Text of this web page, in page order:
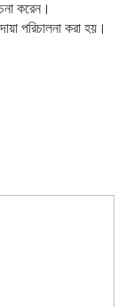
করেন।
পরিচালনা করা হয়।